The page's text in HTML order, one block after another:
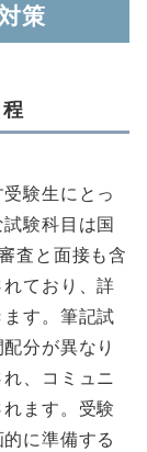
策
験生にとっ
験科目は国
査と面接も含
ており、詳
す。筆記試
分が異なり
、コミュニ
ます。受験
に準備する